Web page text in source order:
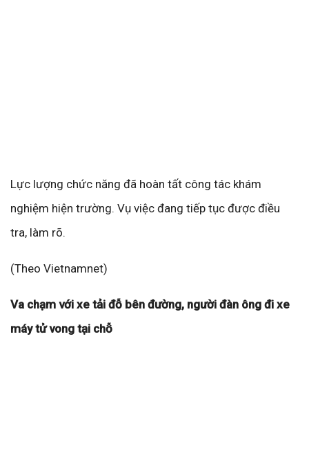
Lực lượng chức năng đã hoàn tất công tác khám
nghiệm hiện trường. Vụ việc đang tiếp tục được điều
tra, làm rõ.
(Theo Vietnamnet)
Va chạm với xe tải đỗ bên đường, người đàn ông đi xe
máy tử vong tại chỗ